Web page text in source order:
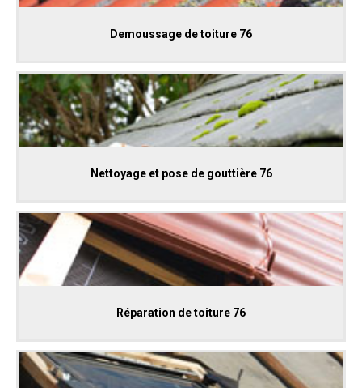
Demoussage de toiture 76
Nettoyage et pose de gouttière 76
Réparation de toiture 76